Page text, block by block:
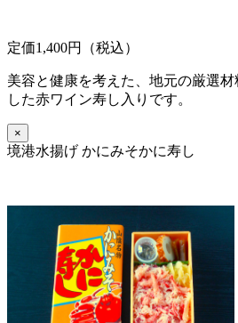
定価1,400円（税込）
美容と健康を考えた、地元の厳選
した赤ワイン寿し入りです。
×
境港水揚げ かにみそかに寿し